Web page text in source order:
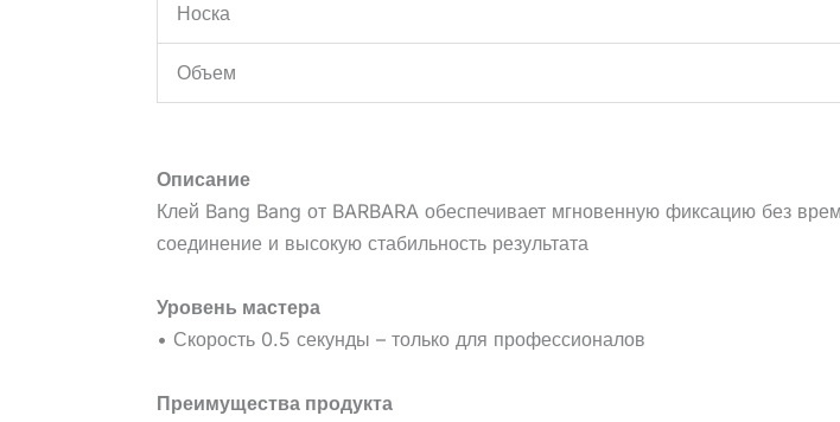
Носка
Объем
Описание
Клей Bang Bang от BARBARA обеспечивает мгновенную фиксацию без
соединение и высокую стабильность результата
Уровень мастера
• Скорость 0.5 секунды – только для профессионалов
Преимущества продукта